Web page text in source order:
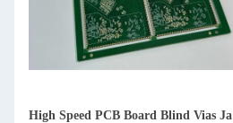
High Speed PCB Board Blind Vias Ja